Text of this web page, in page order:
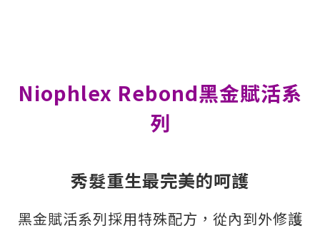
Niophlex Rebond黑金賦活系
列
秀髮重生最完美的呵護
黑金賦活系列採用特殊配方，從內到外修護